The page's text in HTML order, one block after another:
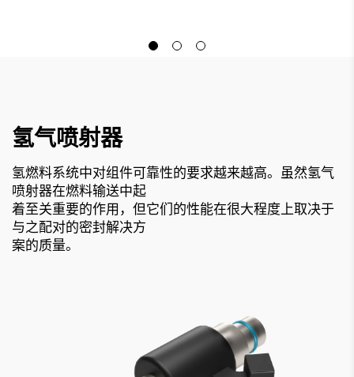
氢气喷射器
氢燃料系统中对组件可靠性的要求越来越高。虽然氢气
喷射器在燃料输送中起
着至关重要的作用，但它们的性能在很大程度上取决于
与之配对的密封解决方
案的质量。